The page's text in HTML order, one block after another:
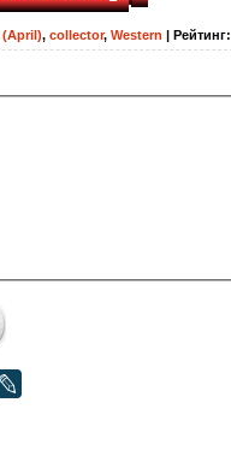
(April), collector, Western Рейтинг: